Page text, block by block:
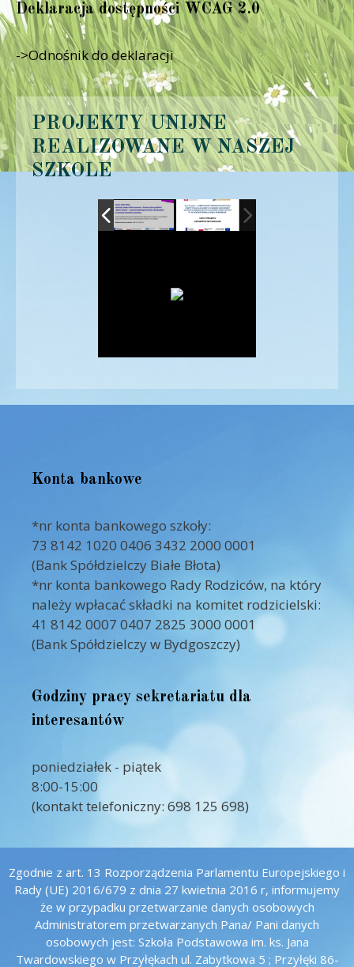
Deklaracja dostępności WCAG 2.0
->Odnośnik do deklaracji
PROJEKTY UNIJNE
REALIZOWANE W NASZEJ
SZKOLE
Konta bankowe
*nr konta bankowego szkoły:
73 8142 1020 0406 3432 2000 0001
(Bank Spółdzielczy Białe Błota)
*nr konta bankowego Rady Rodziców, na który
należy wpłacać składki na komitet rodzicielski:
41 8142 0007 0407 2825 3000 0001
(Bank Spółdzielczy w Bydgoszczy)
Godziny pracy sekretariatu dla
interesantów
poniedziałek - piątek
8:00-15:00
(kontakt telefoniczny: 698 125 698)
Zgodnie z art. 13 Rozporządzenia Parlamentu Europejskiego i
Rady (UE) 2016/679 z dnia 27 kwietnia 2016 r, informujemy
że w przypadku przetwarzanie danych osobowych
Administratorem przetwarzanych Pana/ Pani danych
osobowych jest: Szkoła Podstawowa im. ks. Jana
Twardowskiego w Przyłękach ul. Zabytkowa 5 ; Przyłęki 86-